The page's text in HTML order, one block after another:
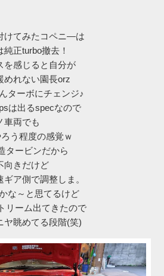
けてみたコペニ―は
正turbo撤去！
を感じると自分が
めれない園長orz
ターボにチェンジ♪
は出るspecなので
車両でも
う程度の感覚ｗ
タービンだから
向きだけど
ア側で調整しま。
な～と思てるけど
リーム出てきたので
ヤ眺めてる段階(笑)